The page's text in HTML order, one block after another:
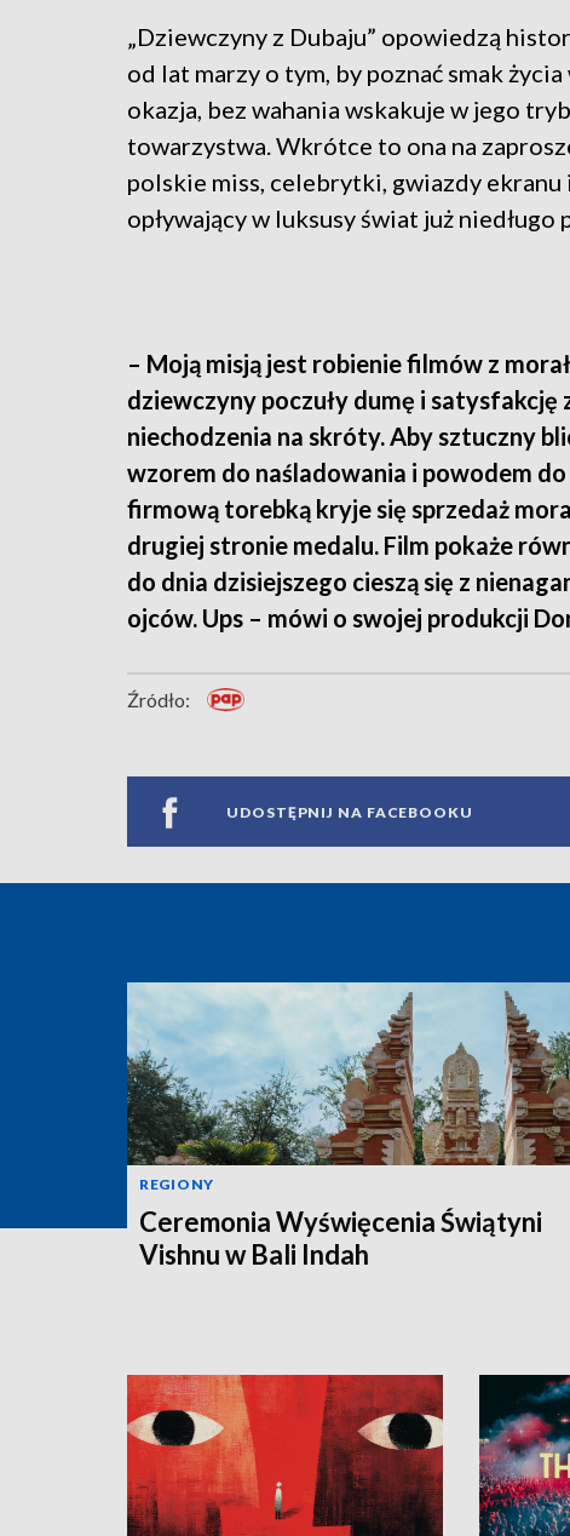
„Dziewczyny z Dubaju” opowiedzą
od lat marzy o tym, by poznać smak
okazja, bez wahania wskakuje w jego
towarzystwa. Wkrótce to ona na
polskie miss, celebrytki, gwiazdy
opływający w luksusy świat już
– Moją misją jest robienie filmów z
dziewczyny poczuły dumę i satysfakcję
niechodzenia na skróty. Aby sztuczny
wzorem do naśladowania i powodem
firmową torebką kryje się sprzedaż
drugiej stronie medalu. Film pokaże
do dnia dzisiejszego cieszą się z
ojców. Ups – mówi o swojej produkcji
Źródło:
UDOSTĘPNIJ NA FACEBOOKU
REGIONY
Ceremonia Wyświęcenia Świątyni
Vishnu w Bali Indah